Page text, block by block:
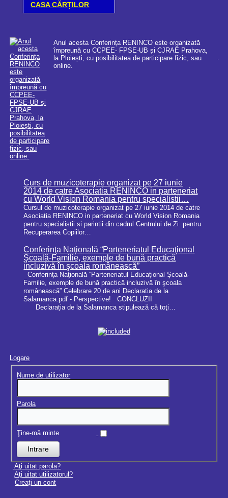
CASA CĂRȚILOR
Anul acesta Conferința RENINCO este organizată
împreună cu CCPEE- FPSE-UB și CJRAE Prahova,
la Ploiești, cu posibilitatea de participare fizic, sau
online.
Curs de muzicoterapie organizat pe 27 iunie
2014 de catre Asociatia RENINCO in parteneriat
cu World Vision Romania pentru specialistii…
Cursul de muzicoterapie organizat pe 27 iunie 2014 de catre
Asociatia RENINCO in parteneriat cu World Vision Romania
pentru specialistii si parintii din cadrul Centrului de Zi pentru
Recuperarea Copiilor…
Conferinţa Naţională “Parteneriatul Educaţional
Şcoală-Familie, exemple de bună practică
incluzivă în şcoala românească”
Conferinţa Naţională “Parteneriatul Educaţional Şcoală-
Familie, exemple de bună practică incluzivă în şcoala
românească” Celebrare 20 de ani Declaratia de la
Salamanca.pdf - Perspective! CONCLUZII
Declarația de la Salamanca stipulează că toţi…
Logare
Nume de utilizator
Parola
Ţine-mă minte
Aţi uitat parola?
Aţi uitat utilizatorul?
Creaţi un cont